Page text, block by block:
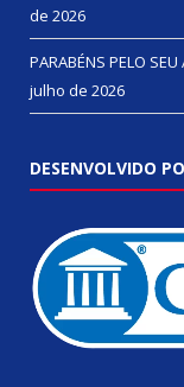
de 2026
PARABÉNS PELO
julho de 2026
DESENVOLVIDO